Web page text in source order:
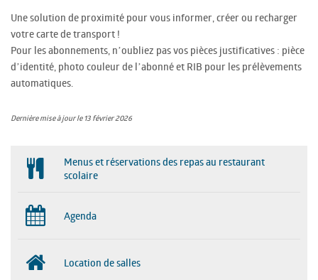
Une solution de proximité pour vous informer, créer ou recharger
votre carte de transport !
Pour les abonnements, n’oubliez pas vos pièces justificatives : pièce
d’identité, photo couleur de l’abonné et RIB pour les prélèvements
automatiques.
Dernière mise à jour le 13 février 2026
Menus et réservations des repas au restaurant
scolaire
Agenda
Location de salles